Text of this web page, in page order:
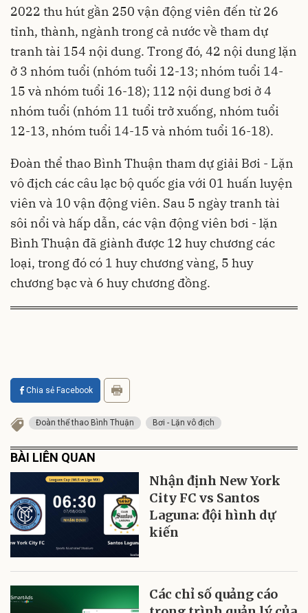
2022 thu hút gần 250 vận động viên đến từ 26
tỉnh, thành, ngành trong cả nước về tham dự
tranh tài 154 nội dung. Trong đó, 42 nội dung lặn
ở 3 nhóm tuổi (nhóm tuổi 12-13; nhóm tuổi 14-
15 và nhóm tuổi 16-18); 112 nội dung bơi ở 4
nhóm tuổi (nhóm 11 tuổi trở xuống, nhóm tuổi
12-13, nhóm tuổi 14-15 và nhóm tuổi 16-18).
Đoàn thể thao Bình Thuận tham dự giải Bơi - Lặn
vô địch các câu lạc bộ quốc gia với 01 huấn luyện
viên và 10 vận động viên. Sau 5 ngày tranh tài
sôi nổi và hấp dẫn, các vận động viên bơi - lặn
Bình Thuận đã giành được 12 huy chương các
loại, trong đó có 1 huy chương vàng, 5 huy
chương bạc và 6 huy chương đồng.
Chia sẻ Facebook
Đoàn thể thao Bình Thuận Bơi - Lặn vô địch
BÀI LIÊN QUAN
Nhận định New York
City FC vs Santos
Laguna: đội hình dự
kiến
Các chỉ số quảng cáo